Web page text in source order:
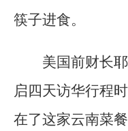
筷子进食。
美国前财长
启四天访华行程
在了这家云南菜餐